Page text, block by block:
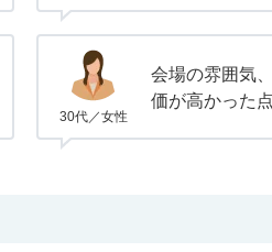
30代／女性
会場の雰囲気
価が高かった点